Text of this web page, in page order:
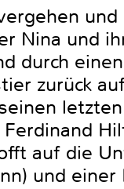
Nina und
durch
zurück
auf die
und